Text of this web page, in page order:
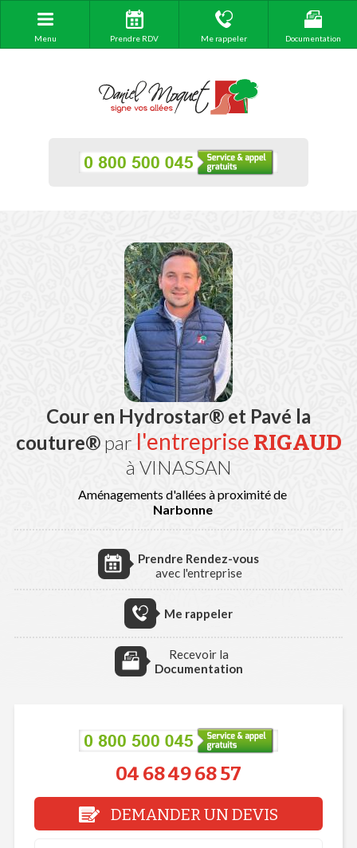
Menu Prendre RDV Me rappeler Documentation
Cour en Hydrostar® et Pavé la
couture®par l'entreprise RIGAUD
à VINASSAN
Aménagements d'allées à proximité de
Narbonne
Prendre Rendez-vous
avec l'entreprise
Me rappeler
Recevoir la
Documentation
04 68 49 68 57
DEMANDER UN DEVIS